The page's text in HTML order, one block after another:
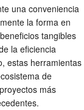
una conveniencia
la forma en
tangibles
la eficiencia
estas herramientas
de
más